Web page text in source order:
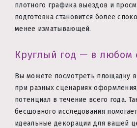
плотного графика выездов и
подготовка становится более
менее изматывающей.
Круглый год — в любом
Вы можете посмотреть площадку в
при разных сценариях
потенциал в течение всего года.
бесшовного исследования
идеальные декорации для вашей